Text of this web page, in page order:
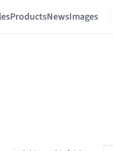
ProductsNewsImages